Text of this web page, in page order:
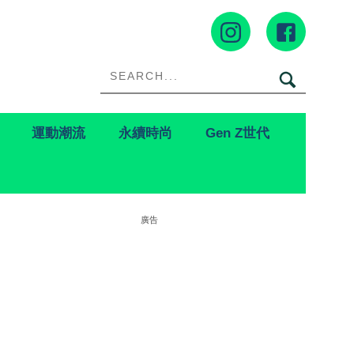
運動潮流 永續時尚 Gen Z世代
廣告